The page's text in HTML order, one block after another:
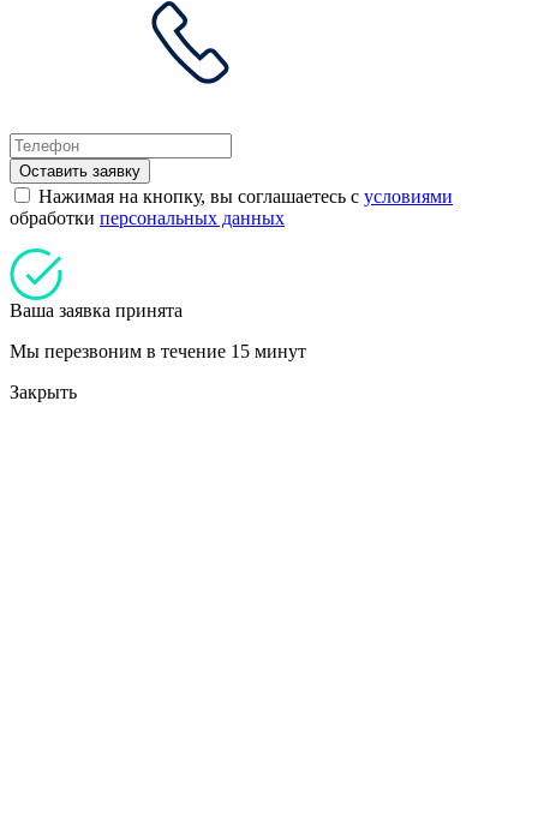
Оставить заявку
Нажимая на кнопку, вы соглашаетесь с условиями
обработки персональных данных
Ваша заявка принята
Мы перезвоним в течение 15 минут
Закрыть